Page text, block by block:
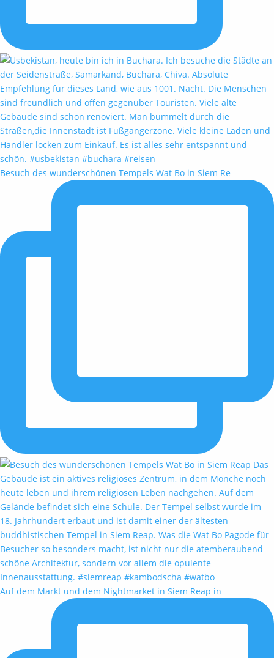
Besuch des wunderschönen Tempels Wat Bo in Siem Re
Auf dem Markt und dem Nightmarket in Siem Reap in